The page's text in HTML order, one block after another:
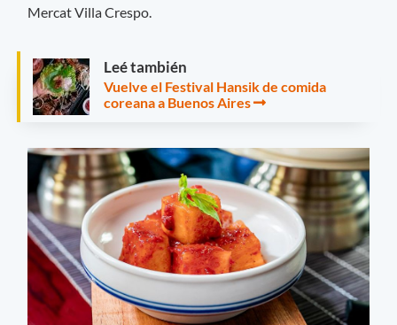
Mercat Villa Crespo.
Leé también
Vuelve el Festival Hansik de comida
coreana a Buenos Aires